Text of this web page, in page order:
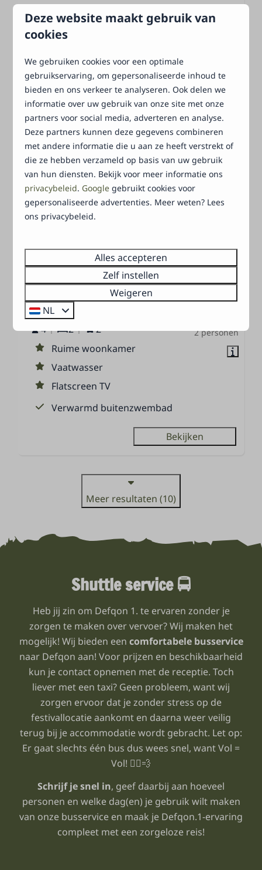
Schuifdeur naar overdekt terras
Middenin het bos
Verwarmd buitenzwembad
Bekijken
UITGELICHT
Vanaf
€ 354
2 personen
Veluwe Lodge
Nederland, Gelderland, Harderwijk
4
2
2
Ruime woonkamer
Vaatwasser
Flatscreen TV
Verwarmd buitenzwembad
Bekijken
Meer resultaten (10)
Shuttle service 🚍
Heb jij zin om Defqon 1. te ervaren zonder je
zorgen te maken over vervoer? Wij maken het
mogelijk! Wij bieden een comfortabele busservice
naar Defqon aan! Voor prijzen en beschikbaarheid
kun je contact opnemen met de receptie. Toch
liever met een taxi? Geen probleem, want wij
zorgen ervoor dat je zonder stress op de
festivallocatie aankomt en daarna weer veilig
terug bij je accommodatie wordt gebracht. Let op:
Er gaat slechts één bus dus wees snel, want Vol =
Vol! 🏃‍♀️💨
Schrijf je snel in, geef daarbij aan hoeveel
personen en welke dag(en) je gebruik wilt maken
van onze busservice en maak je Defqon.1-ervaring
compleet met een zorgeloze reis!
Deze website maakt gebruik van
cookies
We gebruiken cookies voor een optimale
gebruikservaring, om gepersonaliseerde inhoud te
bieden en ons verkeer te analyseren. Ook delen we
informatie over uw gebruik van onze site met onze
partners voor social media, adverteren en analyse.
Deze partners kunnen deze gegevens combineren
met andere informatie die u aan ze heeft verstrekt of
die ze hebben verzameld op basis van uw gebruik
van hun diensten. Bekijk voor meer informatie ons
privacybeleid. Google gebruikt cookies voor
gepersonaliseerde advertenties. Meer weten? Lees
ons privacybeleid.
Alles accepteren
Zelf instellen
Weigeren
NL